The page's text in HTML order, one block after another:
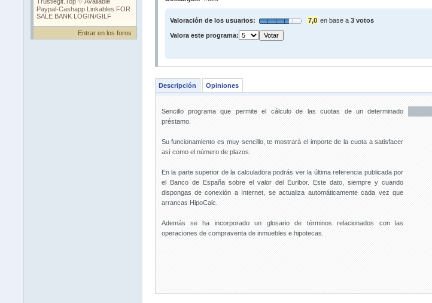
Entrar en los foros
Valoración de los usuarios: 7,0 en base a 3 votos
Valora este programa:
Descripción Opiniones
Sencillo programa que permite el cálculo de las cuotas de un determinado
préstamo.
Su funcionamiento es muy sencillo, te mostrará el importe de la cuota a satisfacer
así como el número de plazos.
En la parte superior de la calculadora podrás ver la última referencia publicada por
el Banco de España sobre el valor del Euribor. Este dato, siempre y cuando
dispongas de conexión a Internet, se actualiza automáticamente cada vez que
arrancas HipoCalc.
Además se ha incorporado un glosario de términos relacionados con las
operaciones de compraventa de inmuebles e hipotecas.